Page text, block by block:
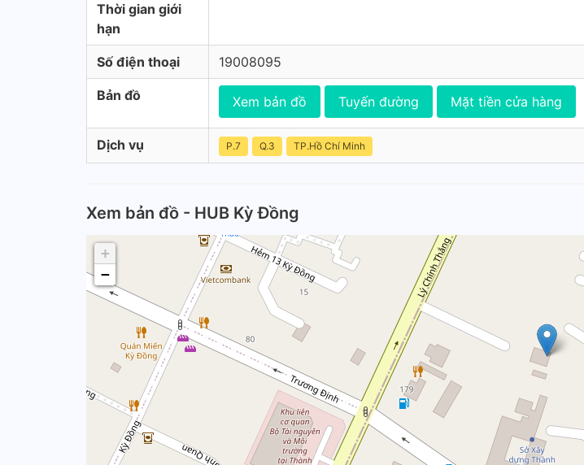
Thời gian giới
hạn
Số điện thoại 19008095
Bản đồ Xem bản đồ Tuyến đường Mặt tiền cửa hàng
Dịch vụ P.7 Q.3 TP.Hồ Chí Minh
Xem bản đồ - HUB Kỳ Đồng
+
−